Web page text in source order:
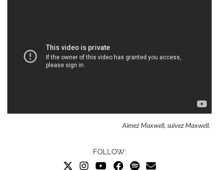
Aimez Maxwell, suivez Maxwell.
FOLLOW: